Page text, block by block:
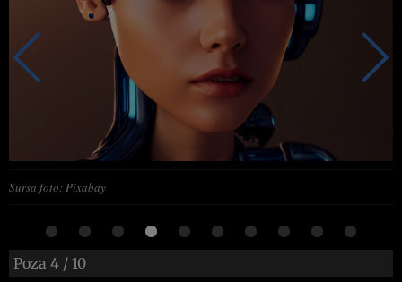
Sursa foto: Pixabay
Poza 4 / 10